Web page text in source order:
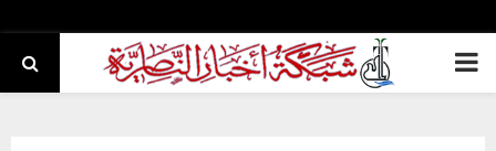
PRIMARY